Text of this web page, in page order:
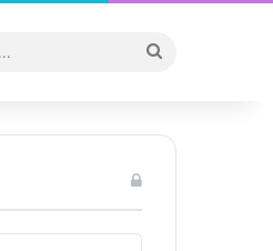
...